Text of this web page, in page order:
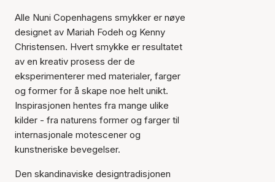
Alle Nuni Copenhagens smykker er nøye
designet av Mariah Fodeh og Kenny
Christensen. Hvert smykke er resultatet
av en kreativ prosess der de
eksperimenterer med materialer, farger
og former for å skape noe helt unikt.
Inspirasjonen hentes fra mange ulike
kilder - fra naturens former og farger til
internasjonale motescener og
kunstneriske bevegelser.
Den skandinaviske designtradisjonen